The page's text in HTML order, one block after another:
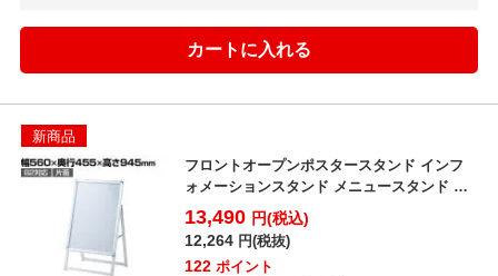
新商品
フロントオープンポスタースタンド インフ
ォメーションスタンド メニュースタンド 案
内板 A型看板 フ...
13,490 円(税込)
12,264 円(税抜)
122 ポイント